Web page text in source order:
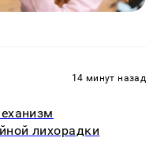
14 минут назад
лихорадки